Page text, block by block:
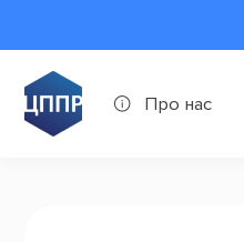
Про нас